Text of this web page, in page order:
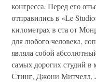
конгресса. Перед его
отправились в «Le
километрах в ста от
для любого человека,
являла собой
самых дорогих студий в
Стинг, Джони Митчелл,